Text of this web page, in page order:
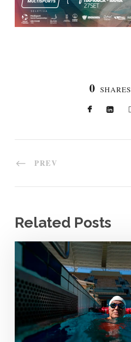
0 SHARES
PREV
Related Posts